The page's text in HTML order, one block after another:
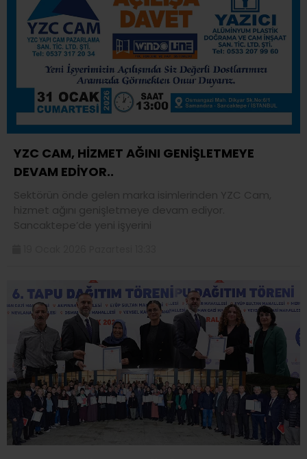
YZC CAM, HİZMET AĞINI GENİŞLETMEYE
DEVAM EDİYOR..
Sektörün önde gelen marka isimlerinden YZC Cam,
hizmet ağını genişletmeye devam ediyor.
Sancaktepe’de yeni işyerini